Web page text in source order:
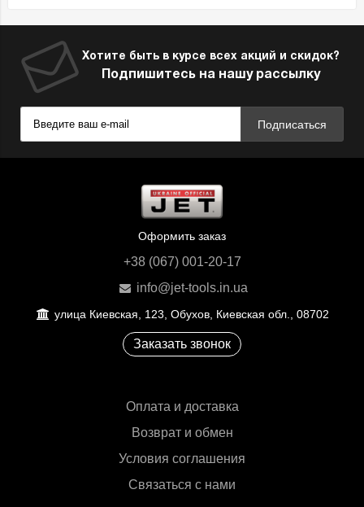
Хотите быть в курсе всех акций и скидок?
Подпишитесь на нашу рассылку
Подписаться
Оформить заказ
+38 (067) 001-20-17
info@jet-tools.in.ua
улица Киевская, 123, Обухов, Киевская обл., 08702
Заказать звонок
Оплата и доставка
Возврат и обмен
Условия соглашения
Связаться с нами